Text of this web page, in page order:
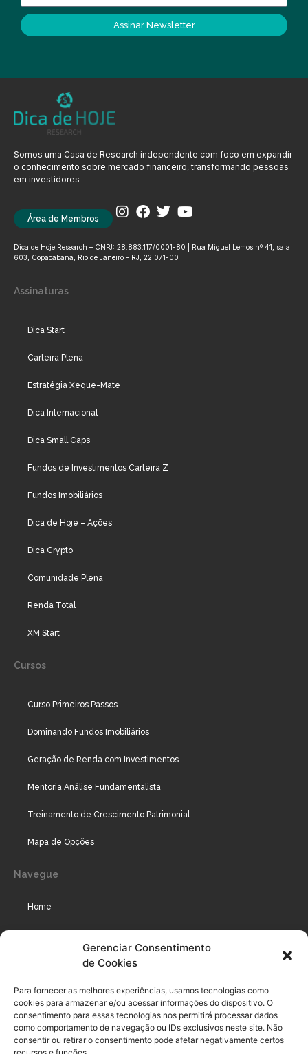
Gerenciar Consentimento
de Cookies
Para fornecer as melhores experiências, usamos tecnologias como
cookies para armazenar e/ou acessar informações do dispositivo. O
consentimento para essas tecnologias nos permitirá processar dados
como comportamento de navegação ou IDs exclusivos neste site. Não
consentir ou retirar o consentimento pode afetar negativamente certos
Assinar Newsletter
Somos uma Casa de Research independente com foco em expandir
o conhecimento sobre mercado financeiro, transformando pessoas
em investidores
Área de Membros
Dica de Hoje Research – CNPJ: 28.883.117/0001-80 | Rua Miguel Lemos nº 41, sala
603, Copacabana, Rio de Janeiro – RJ, 22.071-00
Assinaturas
Dica Start
Carteira Plena
Estratégia Xeque-Mate
Dica Internacional
Dica Small Caps
Fundos de Investimentos Carteira Z
Fundos Imobiliários
Dica de Hoje – Ações
Dica Crypto
Comunidade Plena
Renda Total
XM Start
Cursos
Curso Primeiros Passos
Dominando Fundos Imobiliários
Geração de Renda com Investimentos
Mentoria Análise Fundamentalista
Treinamento de Crescimento Patrimonial
Mapa de Opções
Navegue
Home
Podcast
Legal